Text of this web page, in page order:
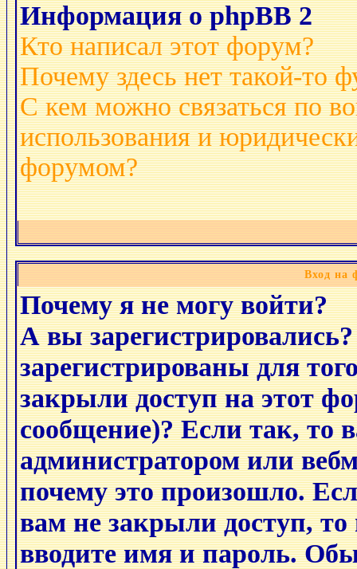
Информация о phpBB 2
Кто написал этот форум?
Почему здесь нет такой-то
С кем можно связаться по
использования и
форумом?
Вход на
Почему я не могу войти?
А вы
зарегистрированы для
закрыли доступ на этот
сообщение)? Если так, то
администратором или
почему это произошло.
вам не закрыли доступ,
вводите имя и пароль.